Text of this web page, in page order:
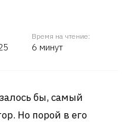
Время на чтение:
6 минут
бы, самый
Но порой в его